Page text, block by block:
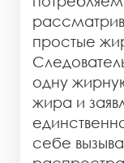
простые
одну
жира и
себе